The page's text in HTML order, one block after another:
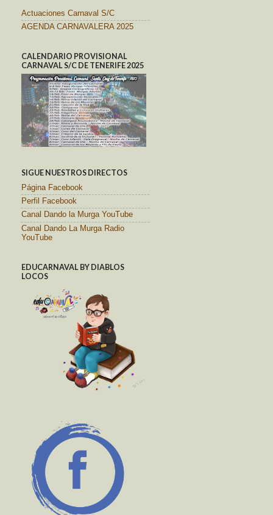
Actuaciones Carnaval S/C
AGENDA CARNAVALERA 2025
CALENDARIO PROVISIONAL
CARNAVAL S/C DE TENERIFE 2025
SIGUE NUESTROS DIRECTOS
Página Facebook
Perfil Facebook
Canal Dando la Murga YouTube
Canal Dando La Murga Radio
YouTube
EDUCARNAVAL BY DIABLOS
LOCOS